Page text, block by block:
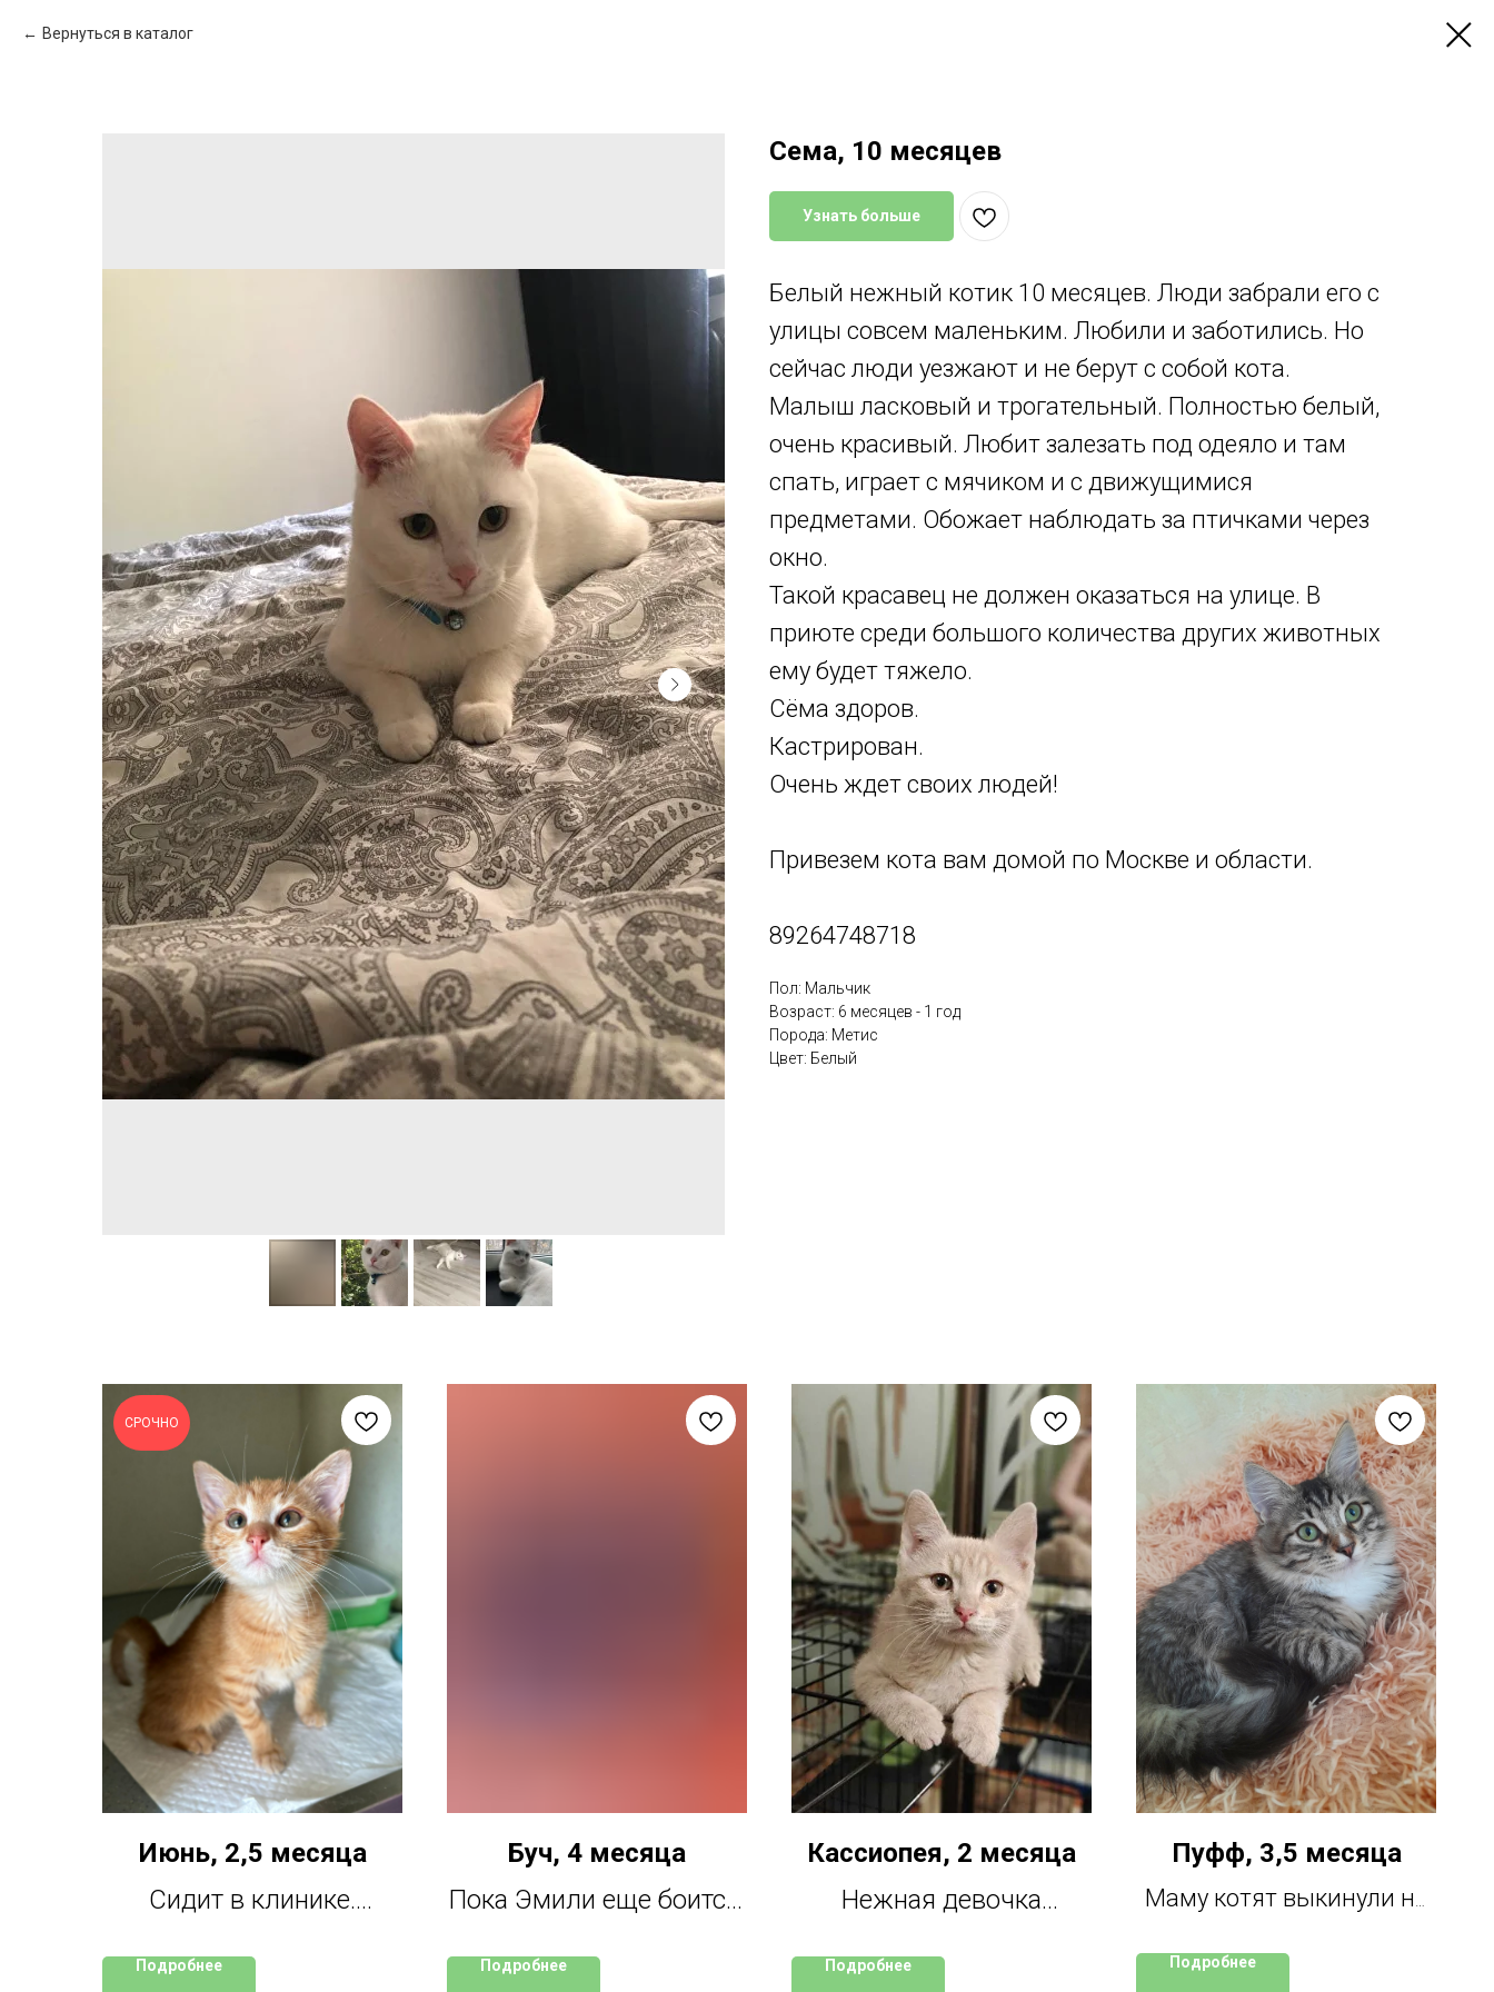
Вернуться в каталог
Сема, 10 месяцев
Узнать больше
Белый нежный котик 10 месяцев. Люди забрали его с
улицы совсем маленьким. Любили и заботились. Но
сейчас люди уезжают и не берут с собой кота.
Малыш ласковый и трогательный. Полностью белый,
очень красивый. Любит залезать под одеяло и там
спать, играет с мячиком и с движущимися
предметами. Обожает наблюдать за птичками через
окно.
Такой красавец не должен оказаться на улице. В
приюте среди большого количества других животных
ему будет тяжело.
Сёма здоров.
Кастрирован.
Очень ждет своих людей!
Привезем кота вам домой по Москве и области.
89264748718
Пол: Мальчик
Возраст: 6 месяцев - 1 год
Порода: Метис
Цвет: Белый
СРОЧНО
Июнь, 2,5 месяца
Сидит в клинике.
игривый малыш,
Подробнее
Буч, 4 месяца
Пока Эмили еще боится,
нужно привыкнуть к
Подробнее
Кассиопея, 2 месяца
Нежная девочка
Ходит в лоточек.
Подробнее
Пуфф, 3,5 месяца
Маму котят выкинули на
потомство. Всех забрали,
Подробнее